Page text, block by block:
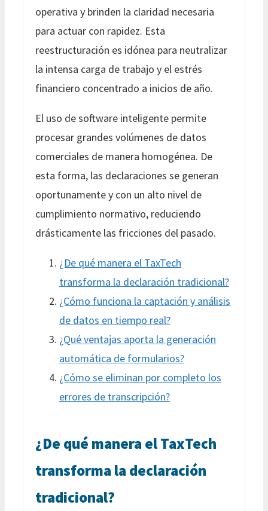
operativa y brinden la claridad necesaria
para actuar con rapidez. Esta
reestructuración es idónea para neutralizar
la intensa carga de trabajo y el estrés
financiero concentrado a inicios de año.
El uso de software inteligente permite
procesar grandes volúmenes de datos
comerciales de manera homogénea. De
esta forma, las declaraciones se generan
oportunamente y con un alto nivel de
cumplimiento normativo, reduciendo
drásticamente las fricciones del pasado.
¿De qué manera el TaxTech
transforma la declaración tradicional?
¿Cómo funciona la captación y análisis
de datos en tiempo real?
¿Qué ventajas aporta la generación
automática de formularios?
¿Cómo se eliminan por completo los
errores de transcripción?
¿De qué manera el TaxTech
transforma la declaración
tradicional?